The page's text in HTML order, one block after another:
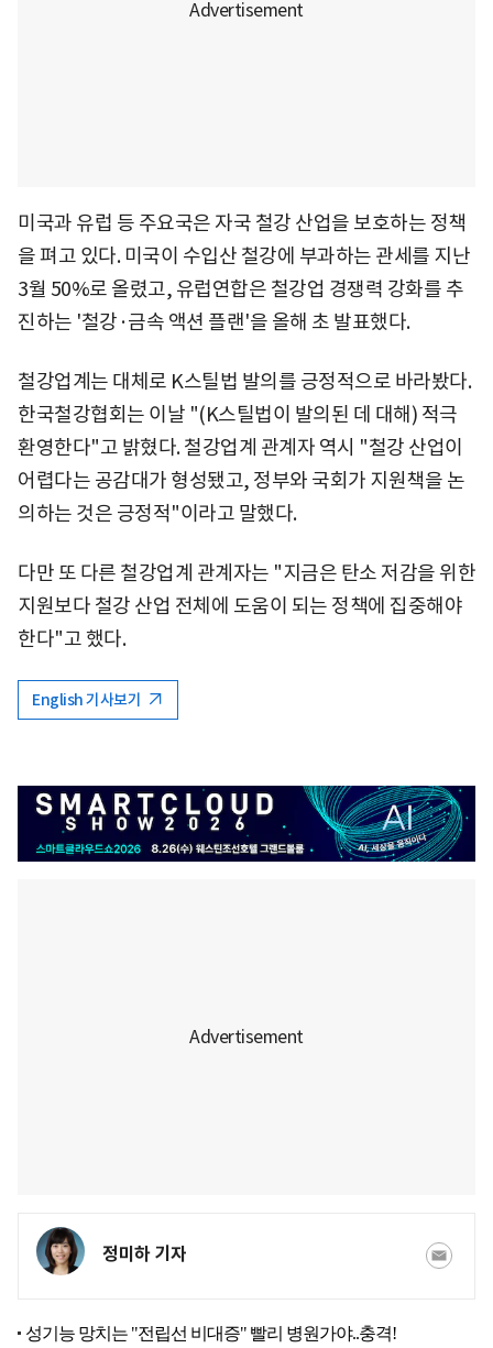
미국과 유럽 등 주요국은 자국 철강 산업을 보호하는 정책
을 펴고 있다. 미국이 수입산 철강에 부과하는 관세를 지난
3월 50%로 올렸고, 유럽연합은 철강업 경쟁력 강화를 추
진하는 '철강·금속 액션 플랜'을 올해 초 발표했다.
철강업계는 대체로 K스틸법 발의를 긍정적으로 바라봤다.
한국철강협회는 이날 "(K스틸법이 발의된 데 대해) 적극
환영한다"고 밝혔다. 철강업계 관계자 역시 "철강 산업이
어렵다는 공감대가 형성됐고, 정부와 국회가 지원책을 논
의하는 것은 긍정적"이라고 말했다.
다만 또 다른 철강업계 관계자는 "지금은 탄소 저감을 위한
지원보다 철강 산업 전체에 도움이 되는 정책에 집중해야
한다"고 했다.
English 기사보기
정미하 기자